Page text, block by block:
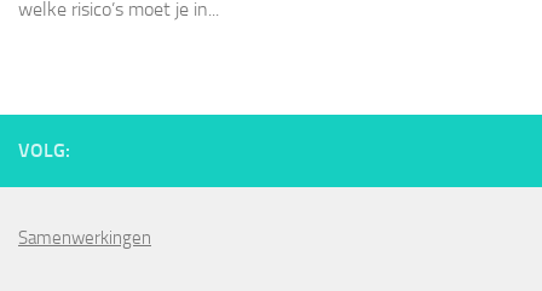
welke risico’s moet je in...
VOLG:
Samenwerkingen